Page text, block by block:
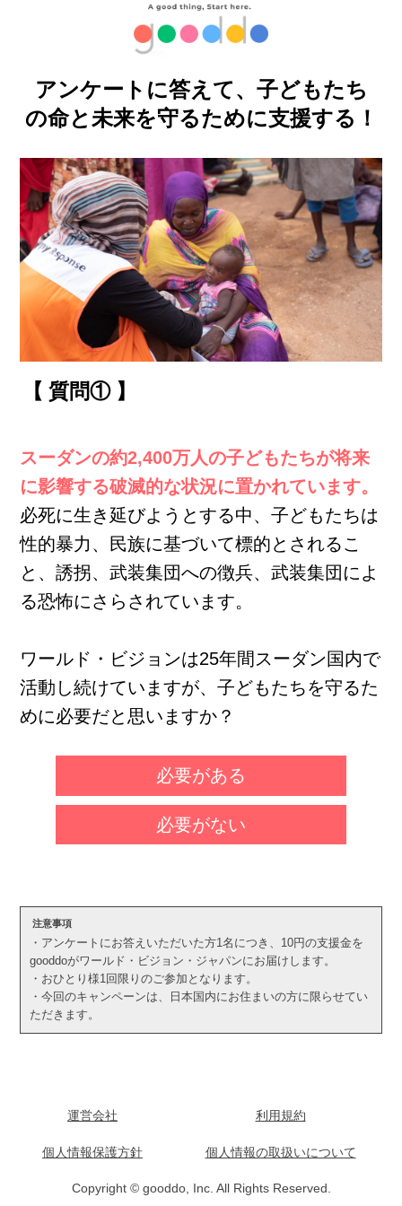
アンケートに答えて、子どもたち
の命と未来を守るために支援する！
【 質問① 】
スーダンの約2,400万人の子どもたちが将来
に影響する破滅的な状況に置かれています。
必死に生き延びようとする中、子どもたちは
性的暴力、民族に基づいて標的とされるこ
と、誘拐、武装集団への徴兵、武装集団によ
る恐怖にさらされています。
ワールド・ビジョンは25年間スーダン国内で
活動し続けていますが、子どもたちを守るた
めに必要だと思いますか？
必要がある
必要がない
注意事項
・アンケートにお答えいただいた方1名につき、10円の支援金を
gooddoがワールド・ビジョン・ジャパンにお届けします。
・おひとり様1回限りのご参加となります。
・今回のキャンペーンは、日本国内にお住まいの方に限らせてい
ただきます。
運営会社 利用規約
個人情報保護方針 個人情報の取扱いについて
Copyright © gooddo, Inc. All Rights Reserved.